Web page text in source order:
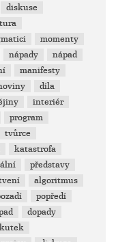
diskuse
momenty
nápady
nápad
manifesty
díla
interiér
program
tvůrce
katastrofa
představy
algoritmus
popředí
dopady